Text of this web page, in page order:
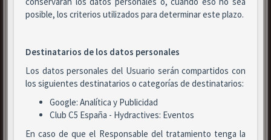
posible, los criterios utilizados para determinar este plazo.
Destinatarios de los datos personales
Los datos personales del Usuario serán compartidos con
los siguientes destinatarios o categorías de destinatarios:
Google: Analítica y Publicidad
Club C5 España - Hydractives: Eventos
En caso de que el Responsable del tratamiento tenga la